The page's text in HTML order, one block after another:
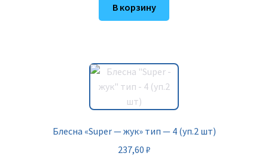
В корзину
Блесна «Super — жук» тип — 4 (уп.2 шт)
237,60 ₽